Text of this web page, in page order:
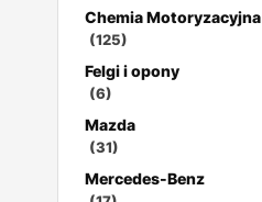
Chemia Motoryzacyjna
(125)
Felgi i opony
(6)
Mazda
(31)
Mercedes-Benz